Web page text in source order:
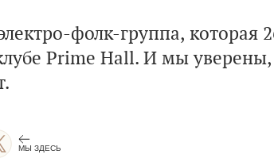
фолк-группа, которая
Prime Hall. И мы
МЫ ЗДЕСЬ